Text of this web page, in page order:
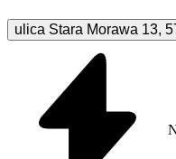
ulica Stara Morawa 13,